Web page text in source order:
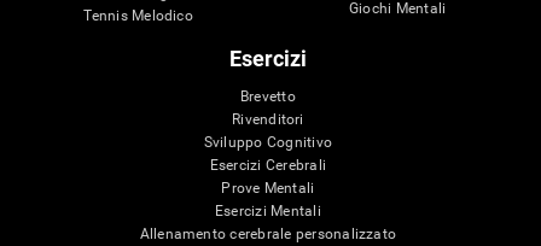
Tennis Melodico
Giochi Mentali
Esercizi
Brevetto
Rivenditori
Sviluppo Cognitivo
Esercizi Cerebrali
Prove Mentali
Esercizi Mentali
Allenamento cerebrale personalizzato